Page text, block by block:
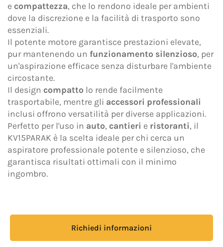
e compattezza, che lo rendono ideale per ambienti
dove la discrezione e la facilità di trasporto sono
essenziali.
Il potente motore garantisce prestazioni elevate,
pur mantenendo un funzionamento silenzioso, per
un'aspirazione efficace senza disturbare l'ambiente
circostante.
Il design compatto lo rende facilmente
trasportabile, mentre gli accessori professionali
inclusi offrono versatilità per diverse applicazioni.
Perfetto per l'uso in auto, cantieri e ristoranti, il
KV15PARAK è la scelta ideale per chi cerca un
aspiratore professionale potente e silenzioso, che
garantisca risultati ottimali con il minimo
ingombro.
Richiedi informazioni
Dichiaro di aver preso visione dell'Informativa
privacy resa ai sensi del Regolamento EU 2016/679
(GDPR).
Accetto *
privacyal fine di ricevere materiale pubblicitario e/o
promozionale relativo ai prodotti di Adiatek S.r.l.